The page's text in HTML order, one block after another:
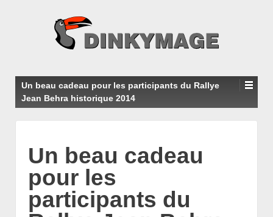
Un beau cadeau pour les participants du Rallye
Jean Behra historique 2014
Un beau cadeau
pour les
participants du